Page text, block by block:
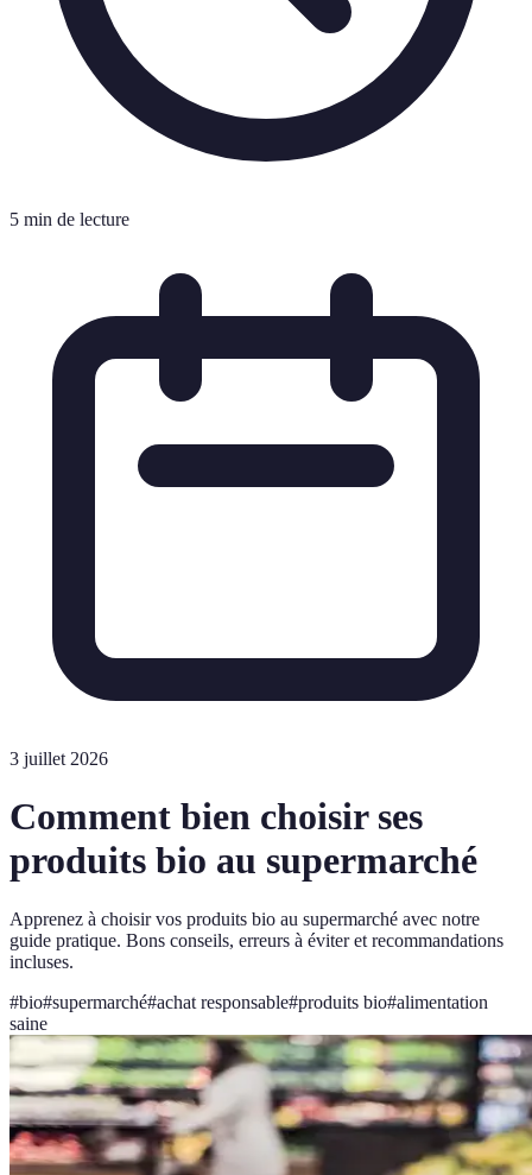
5 min de lecture
3 juillet 2026
Comment bien choisir ses
produits bio au supermarché
Apprenez à choisir vos produits bio au supermarché avec notre
guide pratique. Bons conseils, erreurs à éviter et recommandations
incluses.
#bio#supermarché#achat responsable#produits bio#alimentation
saine